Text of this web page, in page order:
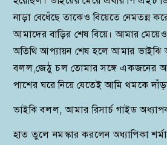
নাড়া বেধেঁছে তাকেও বিয়েতে নেমতন্ন
আমাদের বাড়ির শেষ বিয়ে। আমার
অতিথি আপ্যায়ন শেষ হলে আমার ভাইঝি
বলল,জেঠু চল তোমার সঙ্গে একজনের
পাশের ঘরে নিয়ে যেতেই আমি থমকে
ভাইঝি বলল, আমার রিসার্চ গাইড অধ্যাপক
হাত তুলে নমস্কার করলেন অধ্যাপিকা